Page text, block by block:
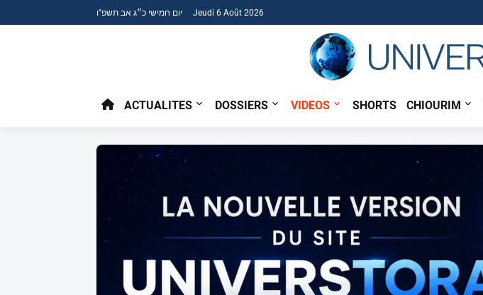
יום חמישי כ״ג אב תשפ"ו Jeudi 6 Août 2026
ACTUALITES DOSSIERS VIDEOS SHORTS CHIOURIM